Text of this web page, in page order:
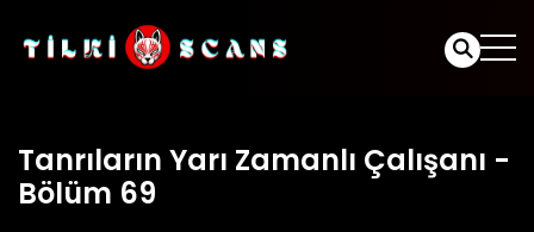
Tanrıların Yarı Zamanlı Çalışanı -
Bölüm 69